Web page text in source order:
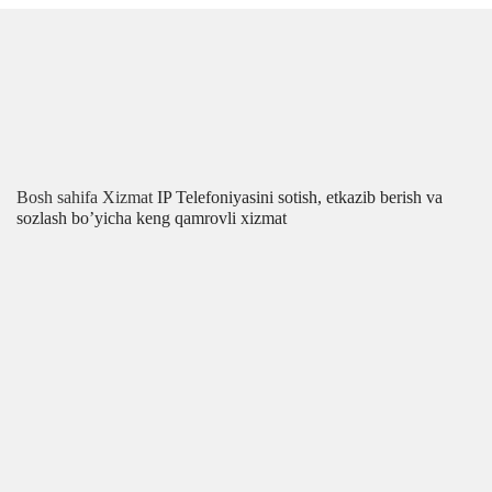
Bosh sahifa Xizmat IP Telefoniyasini sotish, etkazib berish va
sozlash bo’yicha keng qamrovli xizmat